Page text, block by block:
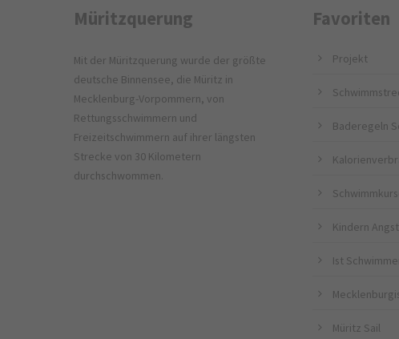
Müritzquerung
Mit der Müritzquerung wurde der größte
deutsche Binnensee, die Müritz in
Mecklenburg-Vorpommern, von
Rettungsschwimmern und
Freizeitschwimmern auf ihrer längsten
Strecke von 30 Kilometern
durchschwommen.
Favoriten
Projekt
Baderegeln
Kindern
Ist
Müritz Sail